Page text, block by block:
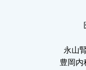
永山
豊岡内